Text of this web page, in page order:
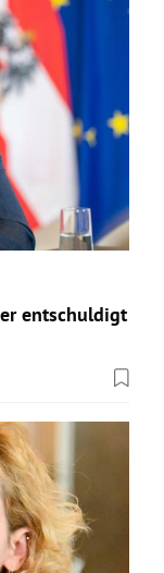
entschuldigt